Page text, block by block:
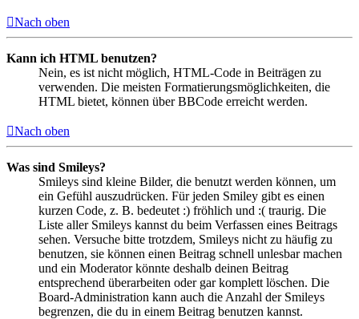
Nach oben
Kann ich HTML benutzen?
Nein, es ist nicht möglich, HTML-Code in Beiträgen zu
verwenden. Die meisten Formatierungsmöglichkeiten, die
HTML bietet, können über BBCode erreicht werden.
Nach oben
Was sind Smileys?
Smileys sind kleine Bilder, die benutzt werden können, um
ein Gefühl auszudrücken. Für jeden Smiley gibt es einen
kurzen Code, z. B. bedeutet :) fröhlich und :( traurig. Die
Liste aller Smileys kannst du beim Verfassen eines Beitrags
sehen. Versuche bitte trotzdem, Smileys nicht zu häufig zu
benutzen, sie können einen Beitrag schnell unlesbar machen
und ein Moderator könnte deshalb deinen Beitrag
entsprechend überarbeiten oder gar komplett löschen. Die
Board-Administration kann auch die Anzahl der Smileys
begrenzen, die du in einem Beitrag benutzen kannst.